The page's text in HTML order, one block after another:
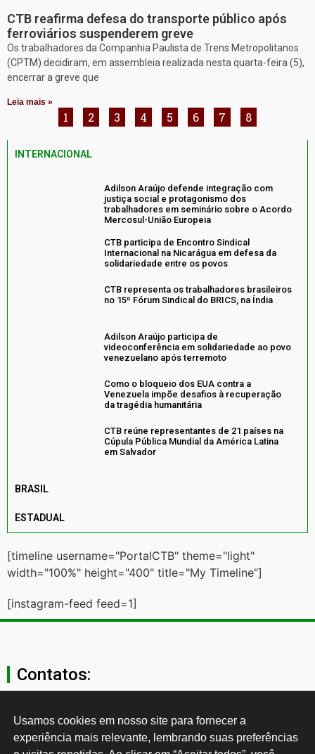
CTB reafirma defesa do transporte público após
ferroviários suspenderem greve
Os trabalhadores da Companhia Paulista de Trens Metropolitanos
(CPTM) decidiram, em assembleia realizada nesta quarta-feira (5),
encerrar a greve que
Leia mais »
1 2 3 4 5 6 7 8
INTERNACIONAL
Adilson Araújo defende integração com
justiça social e protagonismo dos
trabalhadores em seminário sobre o Acordo
Mercosul-União Europeia
CTB participa de Encontro Sindical
Internacional na Nicarágua em defesa da
solidariedade entre os povos
CTB representa os trabalhadores brasileiros
no 15º Fórum Sindical do BRICS, na Índia
Adilson Araújo participa de
videoconferência em solidariedade ao povo
venezuelano após terremoto
Como o bloqueio dos EUA contra a
Venezuela impõe desafios à recuperação
da tragédia humanitária
CTB reúne representantes de 21 países na
Cúpula Pública Mundial da América Latina
em Salvador
BRASIL
ESTADUAL
[timeline username="PortalCTB" theme="light"
width="100%" height="400" title="My Timeline"]
[instagram-feed feed=1]
Contatos:
secgeral@ctb.org.br
11 3874-0040
Usamos cookies em nosso site para fornecer a
experiência mais relevante, lembrando suas preferências